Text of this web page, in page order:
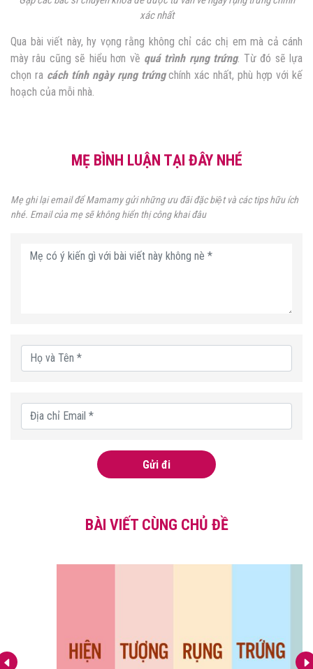
xác nhất
Qua bài viết này, hy vọng rằng không chỉ các chị em mà cả cánh
mày râu cũng sẽ hiểu hơn về quá trình rụng trứng. Từ đó sẽ lựa
chọn ra cách tính ngày rụng trứngchính xác nhất, phù hợp với kế
hoạch của mỗi nhà.
MẸ BÌNH LUẬN TẠI ĐÂY NHÉ
Mẹ ghi lại email để Mamamy gửi những ưu đãi đặc biệt và các tips hữu ích
nhé. Email của mẹ sẽ không hiển thị công khai đâu
Gửi đi
BÀI VIẾT CÙNG CHỦ ĐỀ